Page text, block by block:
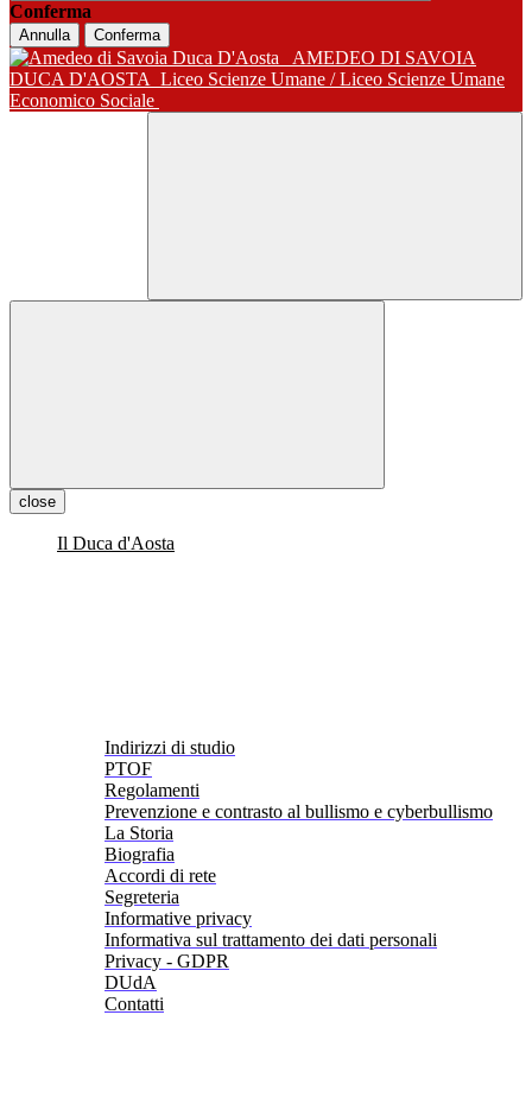
Conferma
Annulla Conferma
AMEDEO DI SAVOIA
DUCA D'AOSTA Liceo Scienze Umane / Liceo Scienze Umane
Economico Sociale
close
Il Duca d'Aosta
Indirizzi di studio
PTOF
Regolamenti
Prevenzione e contrasto al bullismo e cyberbullismo
La Storia
Biografia
Accordi di rete
Segreteria
Informative privacy
Informativa sul trattamento dei dati personali
Privacy - GDPR
DUdA
Contatti